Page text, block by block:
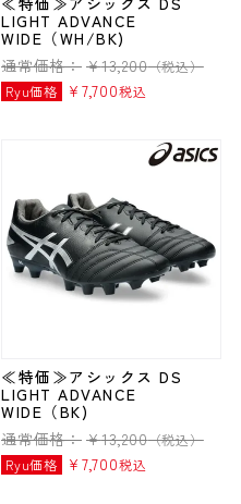
LIGHT ADVANCE
WIDE（WH/BK)
通常価格： ¥13,200（税込）
Ryu価格
¥ 7,700税込
≪特価≫アシックス DS
LIGHT ADVANCE
WIDE（BK)
通常価格： ¥13,200（税込）
Ryu価格
¥ 7,700税込